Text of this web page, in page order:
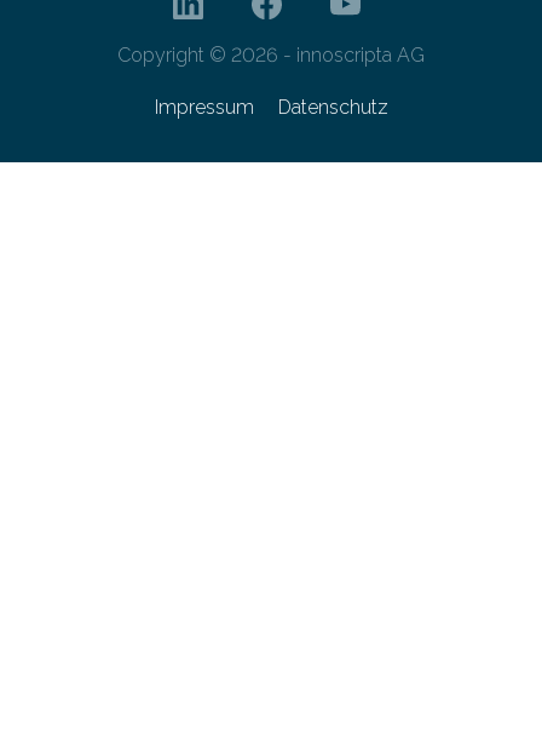
Copyright © 2026 - innoscripta AG
Impressum Datenschutz